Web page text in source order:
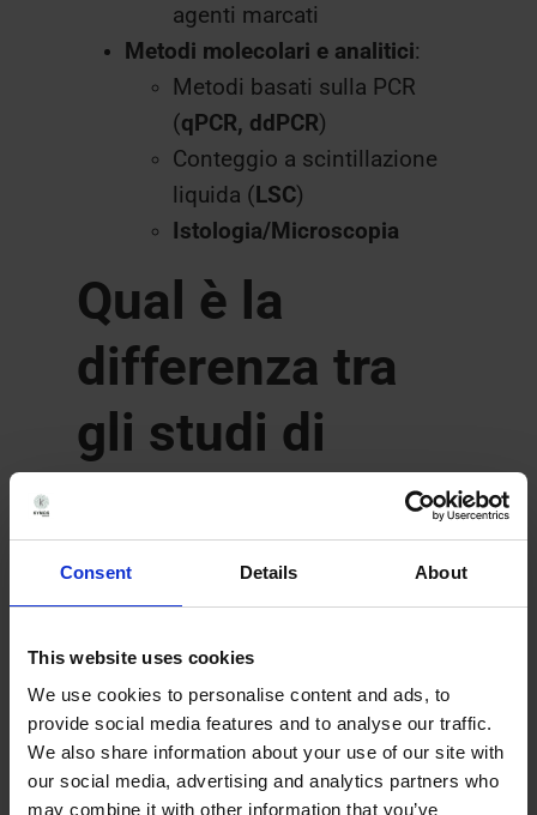
Consent Details About
This website uses cookies
We use cookies to personalise content and ads, to
provide social media features and to analyse our traffic.
We also share information about your use of our site with
our social media, advertising and analytics partners who
may combine it with other information that you’ve
agenti marcati
Metodi molecolari e analitici:
Metodi basati sulla PCR
(qPCR, ddPCR)
Conteggio a scintillazione
liquida ( LSC)
Istologia/Microscopia
Qual è la
differenza tra
gli studi di
biodistribuzione
e quelli di
(PK)?
Gli studi di farmacocinetica (PK)
valutano l’interazione e il